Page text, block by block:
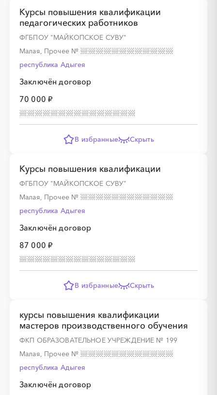
Курсы повышения квалификации
педагогических работников
ФГБПОУ "МАЙКОПСКОЕ СУВУ"
Малая, Прочее №
республика Адыгея
Заключён договор
70 000 ₽
В избранные Скрыть
Курсы повышения квалификации
ФГБПОУ "МАЙКОПСКОЕ СУВУ"
Малая, Прочее №
республика Адыгея
Заключён договор
87 000 ₽
В избранные Скрыть
курсы повышения квалификации
мастеров производственного обучения
ФКП ОБРАЗОВАТЕЛЬНОЕ УЧРЕЖДЕНИЕ № 199
Малая, Прочее №
республика Адыгея
Заключён договор